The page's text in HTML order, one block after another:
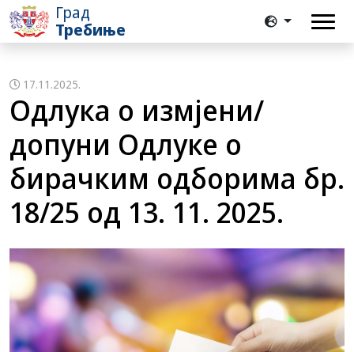
Град
Требиње
17.11.2025.
Одлука о измјени/
допуни Одлуке о
бирачким одборима бр.
18/25 од 13. 11. 2025.